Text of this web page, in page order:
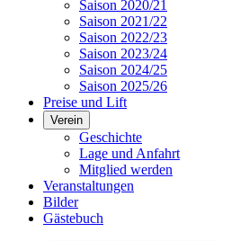
Saison 2020/21
Saison 2021/22
Saison 2022/23
Saison 2023/24
Saison 2024/25
Saison 2025/26
Preise und Lift
Verein
Geschichte
Lage und Anfahrt
Mitglied werden
Veranstaltungen
Bilder
Gästebuch